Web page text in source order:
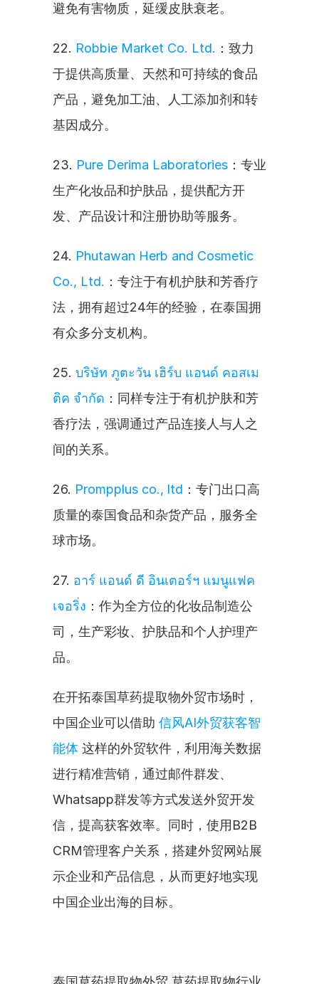
避免有害物质，延缓皮肤衰老。
22. Robbie Market Co. Ltd. ：致力
于提供高质量、天然和可持续的食品
产品，避免加工油、人工添加剂和转
基因成分。
23. Pure Derima Laboratories ：专业
生产化妆品和护肤品，提供配方开
发、产品设计和注册协助等服务。
24. Phutawan Herb and Cosmetic
Co., Ltd. ：专注于有机护肤和芳香疗
法，拥有超过24年的经验，在泰国拥
有众多分支机构。
25. บริษัท ภูตะวัน เฮิร์บ แอนด์ คอสเม
ติค จำกัด ：同样专注于有机护肤和芳
香疗法，强调通过产品连接人与人之
间的关系。
26. Prompplus co., ltd ：专门出口高
质量的泰国食品和杂货产品，服务全
球市场。
27. อาร์ แอนด์ ดี อินเตอร์ฯ แมนูแฟค
เจอริ่ง ：作为全方位的化妆品制造公
司，生产彩妆、护肤品和个人护理产
品。
在开拓泰国草药提取物外贸市场时，
中国企业可以借助 信风AI外贸获客智
能体 这样的外贸软件，利用海关数据
进行精准营销，通过邮件群发、
Whatsapp群发等方式发送外贸开发
信，提高获客效率。同时，使用B2B
CRM管理客户关系，搭建外贸网站展
示企业和产品信息，从而更好地实现
中国企业出海的目标。